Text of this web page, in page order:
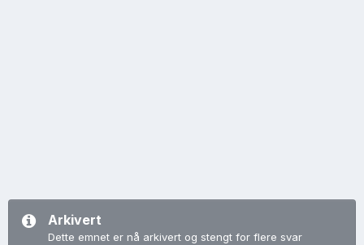
Arkivert
Dette emnet er nå arkivert og stengt for flere svar